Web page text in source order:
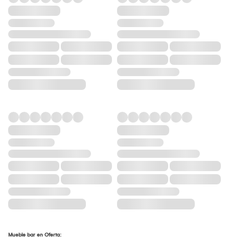
Mueble bar en Oferta: